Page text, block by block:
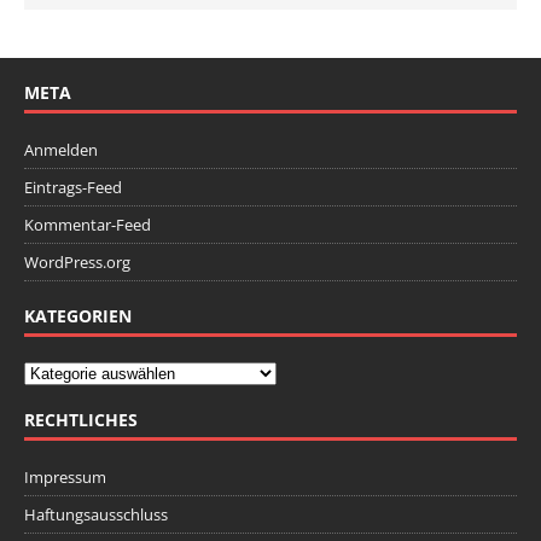
META
Anmelden
Eintrags-Feed
Kommentar-Feed
WordPress.org
KATEGORIEN
RECHTLICHES
Impressum
Haftungsausschluss